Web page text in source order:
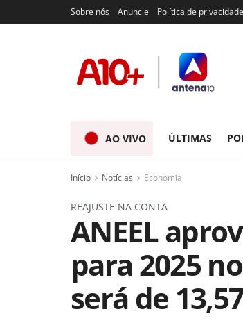
Sobre nós Anuncie Política de privacidade
AO VIVO ÚLTIMAS
Início Notícias Economia
REAJUSTE NA CONTA
ANEEL
para 2025
será de